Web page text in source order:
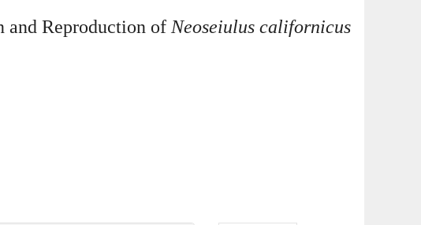
and Reproduction of Neoseiulus californicus